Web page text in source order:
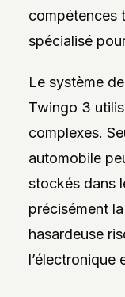
compétences
spécialisé
Le système
Twingo 3
complexes.
automobile
stockés dans
précisément
hasardeuse
l’électronique